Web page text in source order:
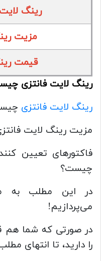
رینگ
مزیت
قیمت
رینگ لایت فانتزی
رینگ لایت فانتزی
مزیت رینگ لایت
فاکتورهای تعیین
چیست؟
در این مطلب به
می‌پردازیم!
در صورتی که شما هم
را دارید، تا انتهای